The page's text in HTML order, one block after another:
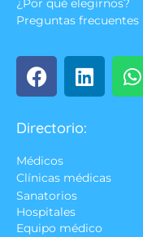
¿Por qué elegirnos?
Preguntas frecuentes
Directorio:
Médicos
Clínicas médicas
Sanatorios
Hospitales
Equipo médico